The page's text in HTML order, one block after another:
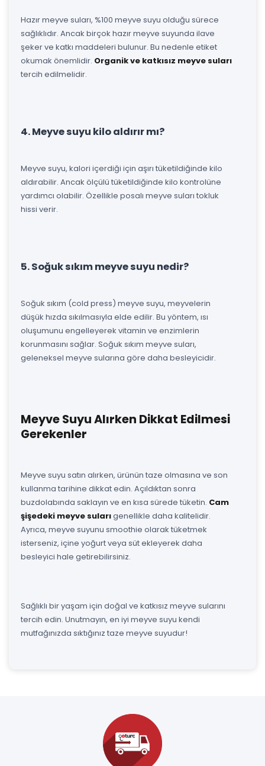
Hazır meyve suları, %100 meyve suyu olduğu sürece
sağlıklıdır. Ancak birçok hazır meyve suyunda ilave
şeker ve katkı maddeleri bulunur. Bu nedenle etiket
okumak önemlidir. Organik ve katkısız meyve suları
tercih edilmelidir.
4. Meyve suyu kilo aldırır mı?
Meyve suyu, kalori içerdiği için aşırı tüketildiğinde kilo
aldırabilir. Ancak ölçülü tüketildiğinde kilo kontrolüne
yardımcı olabilir. Özellikle posalı meyve suları tokluk
hissi verir.
5. Soğuk sıkım meyve suyu nedir?
Soğuk sıkım (cold press) meyve suyu, meyvelerin
düşük hızda sıkılmasıyla elde edilir. Bu yöntem, ısı
oluşumunu engelleyerek vitamin ve enzimlerin
korunmasını sağlar. Soğuk sıkım meyve suları,
geleneksel meyve sularına göre daha besleyicidir.
Meyve Suyu Alırken Dikkat Edilmesi
Gerekenler
Meyve suyu satın alırken, ürünün taze olmasına ve son
kullanma tarihine dikkat edin. Açıldıktan sonra
buzdolabında saklayın ve en kısa sürede tüketin. Cam
şişedeki meyve sularıgenellikle daha kalitelidir.
Ayrıca, meyve suyunu smoothie olarak tüketmek
isterseniz, içine yoğurt veya süt ekleyerek daha
besleyici hale getirebilirsiniz.
Sağlıklı bir yaşam için doğal ve katkısız meyve sularını
tercih edin. Unutmayın, en iyi meyve suyu kendi
mutfağınızda sıktığınız taze meyve suyudur!